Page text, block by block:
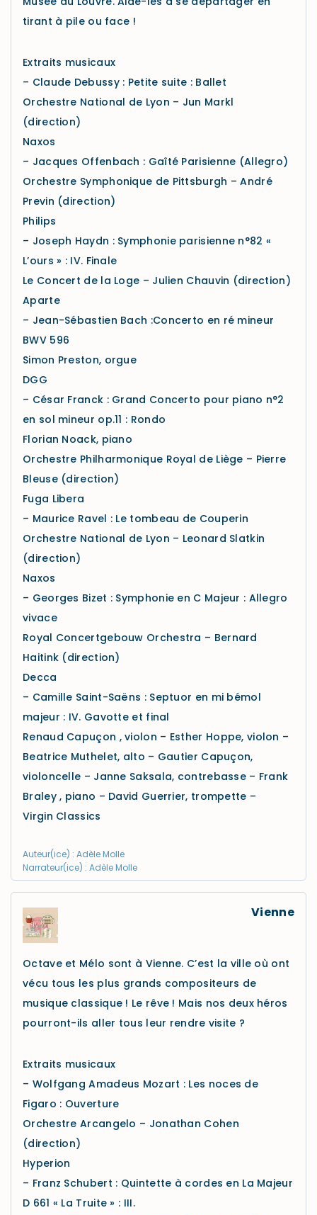
tirant à pile ou face !
Extraits musicaux
– Claude Debussy : Petite suite : Ballet
Orchestre National de Lyon – Jun Markl
(direction)
Naxos
– Jacques Offenbach : Gaîté Parisienne (Allegro)
Orchestre Symphonique de Pittsburgh – André
Previn (direction)
Philips
– Joseph Haydn : Symphonie parisienne n°82 «
L’ours » : IV. Finale
Le Concert de la Loge – Julien Chauvin (direction)
Aparte
– Jean-Sébastien Bach :Concerto en ré mineur
BWV 596
Simon Preston, orgue
DGG
– César Franck : Grand Concerto pour piano n°2
en sol mineur op.11 : Rondo
Florian Noack, piano
Orchestre Philharmonique Royal de Liège – Pierre
Bleuse (direction)
Fuga Libera
– Maurice Ravel : Le tombeau de Couperin
Orchestre National de Lyon – Leonard Slatkin
(direction)
Naxos
– Georges Bizet : Symphonie en C Majeur : Allegro
vivace
Royal Concertgebouw Orchestra – Bernard
Haitink (direction)
Decca
– Camille Saint-Saëns : Septuor en mi bémol
majeur : IV. Gavotte et final
Renaud Capuçon , violon – Esther Hoppe, violon –
Beatrice Muthelet, alto – Gautier Capuçon,
violoncelle – Janne Saksala, contrebasse – Frank
Braley , piano – David Guerrier, trompette –
Virgin Classics
Auteur(ice) : Adèle Molle
Narrateur(ice) : Adèle Molle
Vienne
Octave et Mélo sont à Vienne. C’est la ville où ont
vécu tous les plus grands compositeurs de
musique classique ! Le rêve ! Mais nos deux héros
pourront-ils aller tous leur rendre visite ?
Extraits musicaux
– Wolfgang Amadeus Mozart : Les noces de
Figaro : Ouverture
Orchestre Arcangelo – Jonathan Cohen
(direction)
Hyperion
– Franz Schubert : Quintette à cordes en La Majeur
D 661 « La Truite » : III.